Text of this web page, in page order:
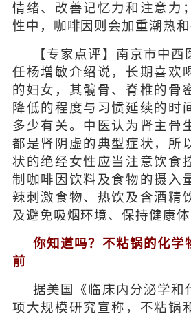
情绪、改善记忆力和注意力
性中，咖啡因则会加重潮热和
【专家点评】南京市中
任杨增敏介绍说，长期喜欢
的妇女，其髋骨、脊椎的骨
降低的程度与习惯延续的时
多少有关。中医认为肾主骨
都是肾阴虚的典型症状，所
状的绝经女性应当注意饮食
制咖啡因饮料及食物的摄入
辣刺激食物、热饮及含酒精
及避免吸烟环境、保持健康体
你知道吗？不粘锅的化学
前
据美国《临床内分泌学和
项大规模研究宣称，不粘锅